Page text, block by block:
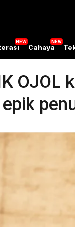
Cahaya